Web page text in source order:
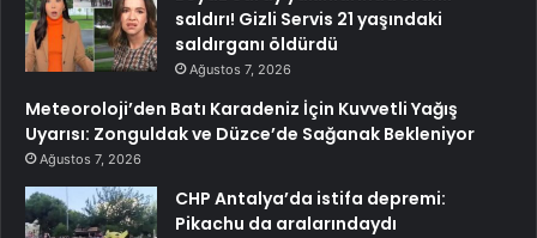
saldırı! Gizli Servis 21 yaşındaki
saldırganı öldürdü
Ağustos 7, 2026
Meteoroloji’den Batı Karadeniz İçin Kuvvetli Yağış
Uyarısı: Zonguldak ve Düzce’de Sağanak Bekleniyor
Ağustos 7, 2026
CHP Antalya’da istifa depremi:
Pikachu da aralarındaydı